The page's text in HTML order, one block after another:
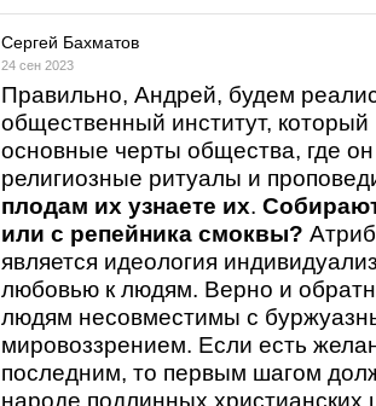
Сергей Бахматов
24 сен 2023
Правильно, Андрей, будем
общественный институт,
основные черты общества, где
религиозные ритуалы и
плодам их узнаете их.
или с репейника смоквы?
является идеология
любовью к людям. Верно и
людям несовместимы с
мировоззрением. Если есть
последним, то первым шагом
народе подлинных христианских